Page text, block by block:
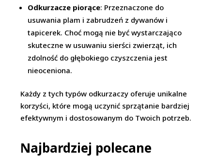
Odkurzacze piorące: Przeznaczone do
usuwania plam i zabrudzeń z dywanów i
tapicerek. Choć mogą nie być wystarczająco
skuteczne w usuwaniu sierści zwierząt, ich
zdolność do głębokiego czyszczenia jest
nieoceniona.
Każdy z tych typów odkurzaczy oferuje unikalne
korzyści, które mogą uczynić sprzątanie bardziej
efektywnym i dostosowanym do Twoich potrzeb.
Najbardziej polecane